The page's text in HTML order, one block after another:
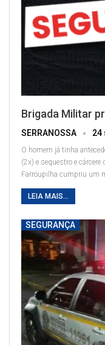
Brigada Militar
SERRANOSSA 24
O homem já tinha
(2x) e sequestro e cárcere
Farroupilha cumpriu um
LEIA MAIS...
SEGURANÇA